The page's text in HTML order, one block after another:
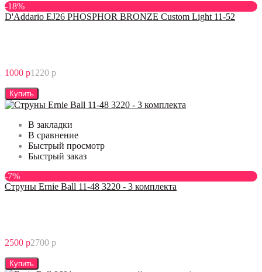
-18%
D'Addario EJ26 PHOSPHOR BRONZE Custom Light 11-52
1000 р1220 р
Купить
В закладки
В сравнение
Быстрый просмотр
Быстрый заказ
-7%
Струны Ernie Ball 11-48 3220 - 3 комплекта
2500 р2700 р
Купить